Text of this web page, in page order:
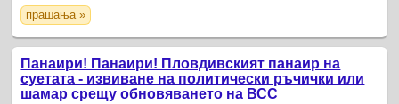
прашања »
Панаири! Панаири! Пловдивският панаир на
суетата - извиване на политически ръчички или
шамар срещу обновяването на ВСС